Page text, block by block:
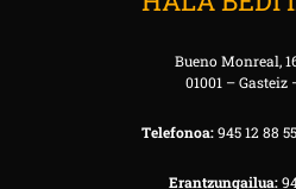
Bueno Monreal,
01001 – Gasteiz
Telefonoa:945 12 88
Erantzungailua: